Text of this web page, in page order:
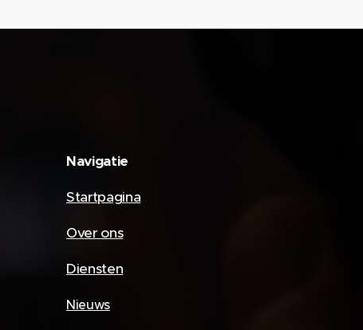
Navigatie
Startpagina
Over ons
Diensten
Nieuws